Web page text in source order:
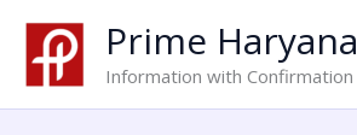
content
Prime Haryana
Information with Confirmation